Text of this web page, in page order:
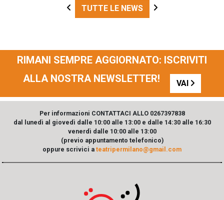
TUTTE LE NEWS
RIMANI SEMPRE AGGIORNATO: ISCRIVITI
ALLA NOSTRA NEWSLETTER!
VAI
Per informazioni CONTATTACI ALLO 0267397838
dal lunedì al giovedì dalle 10:00 alle 13:00 e dalle 14:30 alle 16:30
venerdì dalle 10:00 alle 13:00
(previo appuntamento telefonico)
oppure scrivici a teatripermilano@gmail.com